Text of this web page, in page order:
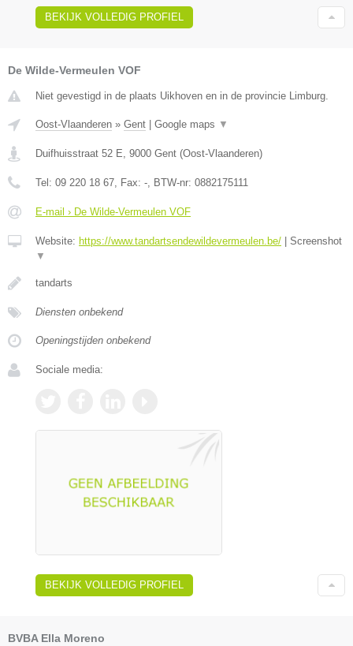
BEKIJK VOLLEDIG PROFIEL
De Wilde-Vermeulen VOF
Niet gevestigd in de plaats Uikhoven en in de provincie Limburg.
Oost-Vlaanderen » Gent Google maps ▼
Duifhuisstraat 52 E, 9000 Gent (Oost-Vlaanderen)
Tel: 09 220 18 67, Fax: -, BTW-nr: 0882175111
E-mail › De Wilde-Vermeulen VOF
Website: https://www.tandartsendewildevermeulen.be/
Screenshot
▼
tandarts
Diensten onbekend
Openingstijden onbekend
Sociale media:
BEKIJK VOLLEDIG PROFIEL
BVBA Ella Moreno